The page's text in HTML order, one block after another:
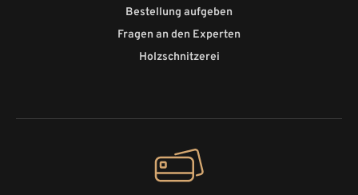
Bestellung aufgeben
Fragen an den Experten
Holzschnitzerei